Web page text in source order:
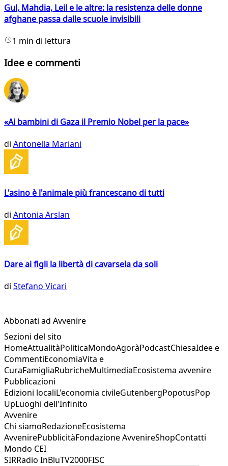
Gul, Mahdia, Leil e le altre: la resistenza delle donne
afghane passa dalle scuole invisibili
1 min di lettura
Idee e commenti
«Ai bambini di Gaza il Premio Nobel per la pace»
di Antonella Mariani
L'asino è l'animale più francescano di tutti
di Antonia Arslan
Dare ai figli la libertà di cavarsela da soli
di Stefano Vicari
Abbonati ad Avvenire
Sezioni del sito
HomeAttualitàPoliticaMondoAgoràPodcastChiesaIdee e
CommentiEconomiaVita e
CuraFamigliaRubricheMultimediaEcosistema avvenire
Pubblicazioni
Edizioni localiL'economia civileGutenbergPopotusPop
UpLuoghi dell'Infinito
Avvenire
Chi siamoRedazioneEcosistema
AvvenirePubblicitàFondazione AvvenireShopContatti
Mondo CEI
SIRRadio InBluTV2000FISC